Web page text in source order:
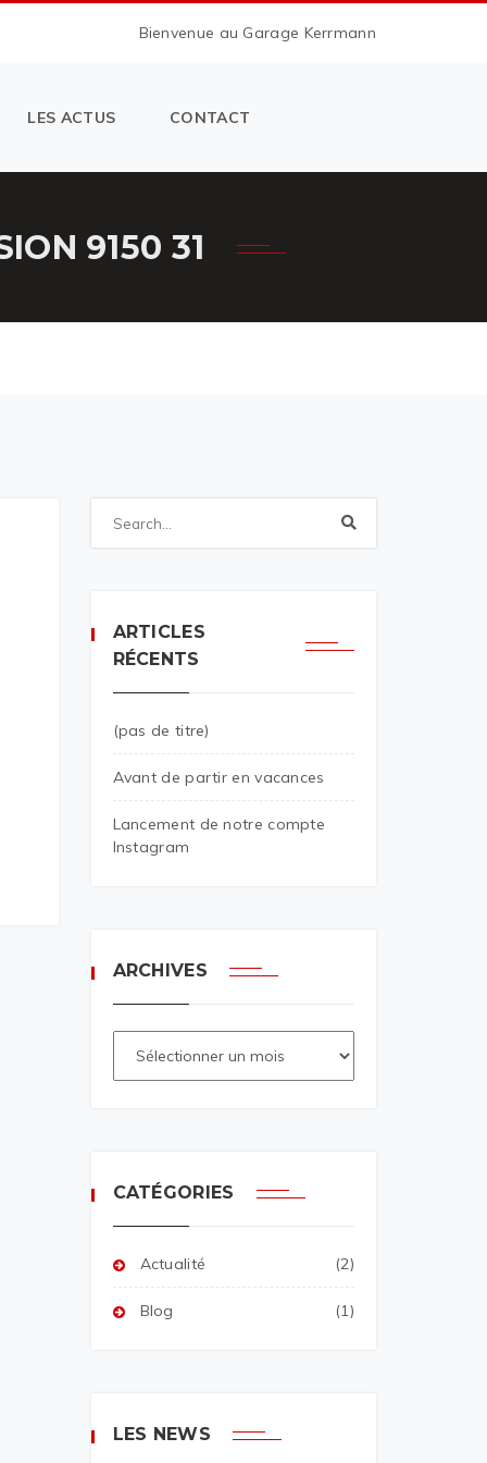
Bienvenue au Garage Kerrmann
LES ACTUS CONTACT
9150 31
ARTICLES
RÉCENTS
(pas de titre)
Avant de partir en vacances
Lancement de notre compte
Instagram
ARCHIVES
CATÉGORIES
Actualité (2)
Blog (1)
LES NEWS